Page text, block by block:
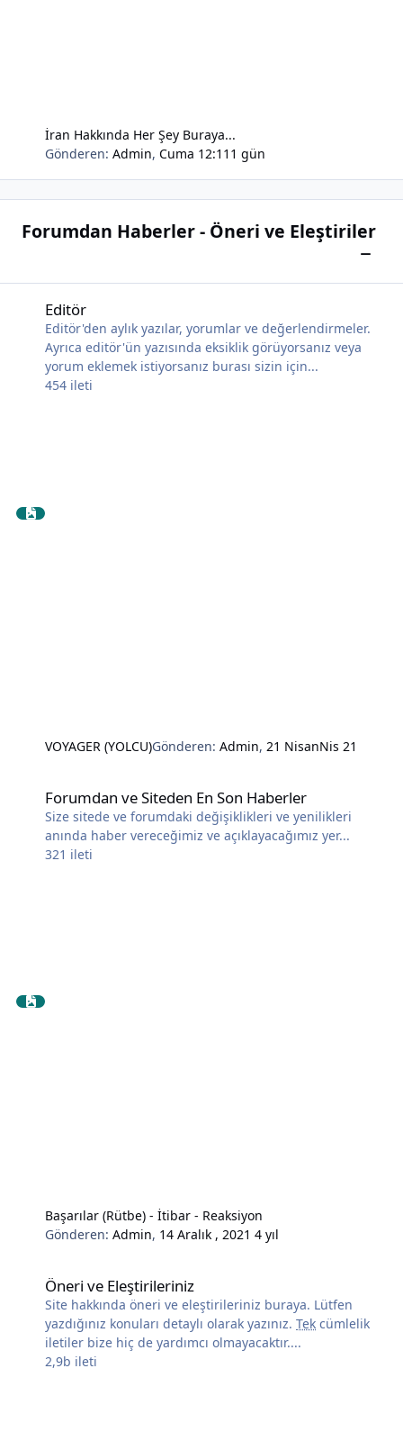
İran Hakkında Her Şey Buraya...
Gönderen:Admin,Cuma 12:11 1 gün
Forumdan Haberler - Öneri ve Eleştiriler
Editör
Editör'den aylık yazılar, yorumlar ve değerlendirmeler.
Ayrıca editör'ün yazısında eksiklik görüyorsanız veya
yorum eklemek istiyorsanız burası sizin için...
454 ileti
VOYAGER (YOLCU)Gönderen:Admin,21 NisanNis 21
Forumdan ve Siteden En Son Haberler
Size sitede ve forumdaki değişiklikleri ve yenilikleri
anında haber vereceğimiz ve açıklayacağımız yer...
321 ileti
Başarılar (Rütbe) - İtibar - Reaksiyon
Gönderen:Admin, 14 Aralık , 20214 yıl
Öneri ve Eleştirileriniz
Site hakkında öneri ve eleştirileriniz buraya. Lütfen
yazdığınız konuları detaylı olarak yazınız.Tek cümlelik
iletiler bize hiç de yardımcı olmayacaktır....
2,9b ileti